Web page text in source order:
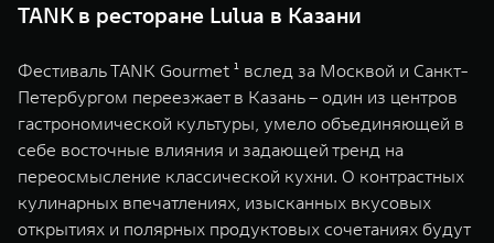
WEY 07 WEY 05
TANK в ресторане Lulua в Казани
Фестиваль TANK Gourmet ¹ вслед за Москвой и Санкт-
Петербургом переезжает в Казань – один из центров
гастрономической культуры, умело объединяющей в
себе восточные влияния и задающей тренд на
переосмысление классической кухни. О контрастных
кулинарных впечатлениях, изысканных вкусовых
открытиях и полярных продуктовых сочетаниях будут